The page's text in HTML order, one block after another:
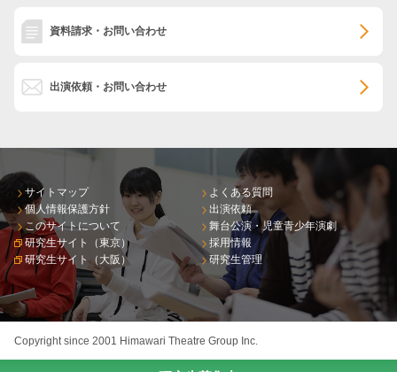
資料請求・お問い合わせ
出演依頼・お問い合わせ
サイトマップ
個人情報保護方針
このサイトについて
研究生サイト（東京）
研究生サイト（大阪）
よくある質問
出演依頼
舞台公演・児童青少年演劇
採用情報
研究生管理
Copyright since 2001 Himawari Theatre Group Inc.